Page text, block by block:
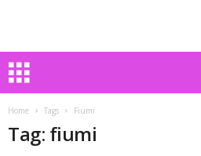
Home Tags Fiumi
Tag: fiumi